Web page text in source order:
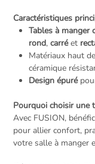
Caractéristiques
Tables à manger
rond, carréet
Matériaux haut
céramique
Design épuré
Pourquoi choisir une
Avec FUSION,
pour allier confort,
votre salle à manger